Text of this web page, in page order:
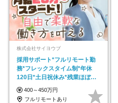
株式会社サイヨウブ
採用サポート*フルリモート勤
務*フレックスタイム制*年休
120日*土日祝休み*残業ほぼな
し*育児中社員8割以上
400～450万円
フルリモートあり